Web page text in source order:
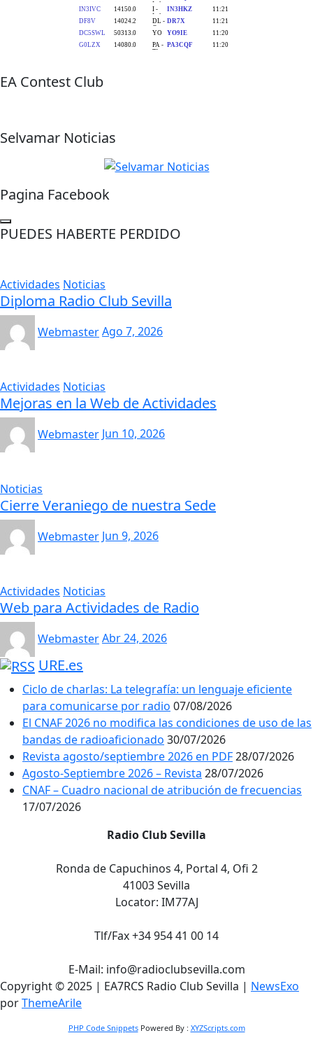
EA Contest Club
Selvamar Noticias
Pagina Facebook
PUEDES HABERTE PERDIDO
Actividades Noticias
Diploma Radio Club Sevilla
WebmasterAgo 7, 2026
Actividades Noticias
Mejoras en la Web de Actividades
Webmaster Jun 10, 2026
Noticias
Cierre Veraniego de nuestra Sede
Webmaster Jun 9, 2026
Actividades Noticias
Web para Actividades de Radio
WebmasterAbr 24, 2026
URE.es
Ciclo de charlas: La telegrafía: un lenguaje eficiente
para comunicarse por radio 07/08/2026
El CNAF 2026 no modifica las condiciones de uso de las
bandas de radioaficionado 30/07/2026
Revista agosto/septiembre 2026 en PDF28/07/2026
Agosto-Septiembre 2026 – Revista 28/07/2026
CNAF – Cuadro nacional de atribución de frecuencias
17/07/2026
Radio Club Sevilla
Ronda de Capuchinos 4, Portal 4, Ofi 2
41003 Sevilla
Locator: IM77AJ
Tlf/Fax +34 954 41 00 14
E-Mail: info@radioclubsevilla.com
Copyright © 2025 | EA7RCS Radio Club Sevilla | NewsExo
porThemeArile
PHP Code SnippetsPowered By : XYZScripts.com